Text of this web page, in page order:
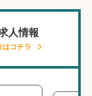
人情報
はコチラ